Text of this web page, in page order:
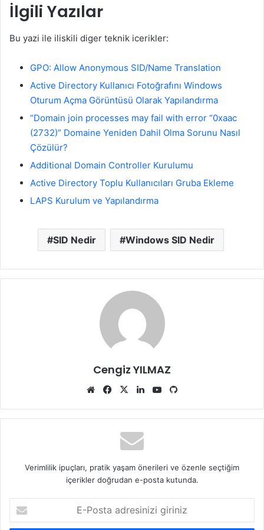
İlgili Yazılar
Bu yazi ile iliskili diger teknik icerikler:
GPO: Allow Anonymous SID/Name Translation
Active Directory Kullanıcı Fotoğrafını Windows
Oturum Açma Görüntüsü Olarak Yapılandırma
“Domain join processes may fail with error “0xaac
(2732)” Domaine Yeniden Dahil Olma Sorunu Nasıl
Çözülür?
Additional Domain Controller Kurulumu
Active Directory Toplu Kullanıcıları Gruba Ekleme
LAPS Kurulum ve Yapılandırma
SID Nedir Windows SID Nedir
Cengiz YILMAZ
Web
Facebook
X LinkedInYouTube
Verimlilik ipuçları, pratik yaşam önerileri ve özenle seçtiğim
içerikler doğrudan e-posta kutunda.
Posta
adresinizi